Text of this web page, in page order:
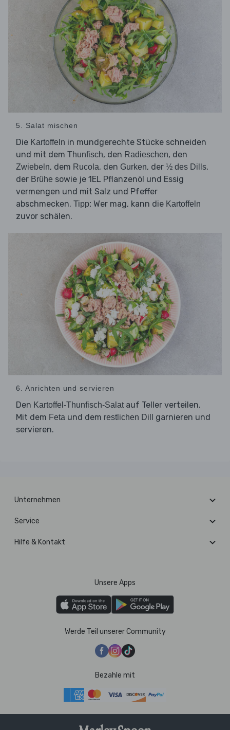
5. Salat mischen
Die Kartoffeln in mundgerechte Stücke schneiden
und mit dem Thunfisch, den Radieschen, den
Zwiebeln, dem Rucola, den Gurken, der ½ des Dills,
der Brühe sowie je 1EL Pflanzenöl und Essig
vermengen und mit Salz und Pfeffer
abschmecken. Tipp: Wer mag, kann die Kartoffeln
zuvor schälen.
6. Anrichten und servieren
Den Kartoffel-Thunfisch-Salatauf Teller verteilen.
Mit dem Feta und dem restlichen Dill
garnieren und
servieren.
Unternehmen
Service
Hilfe & Kontakt
Unsere Apps
Werde Teil unserer Community
Bezahle mit